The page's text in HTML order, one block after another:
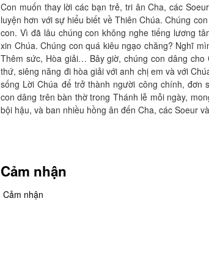
Con muốn thay lời các bạn trẻ, tri ân Cha, các
luyện hơn với sự hiểu biết về Thiên Chúa. Chúng
con. Vì đã lâu chúng con không nghe tiếng lương
xin Chúa. Chúng con quá kiêu ngạo chăng? Nghĩ
Thêm sức, Hòa giải… Bây giờ, chúng con dâng
thứ, siêng năng đi hòa giải với anh chị em và với
sống Lời Chúa để trở thành người công chính,
con dâng trên bàn thờ trong Thánh lễ mỗi ngày,
bội hậu, và ban nhiều hồng ân đến Cha, các Soeur
Cảm nhận
Cảm nhận